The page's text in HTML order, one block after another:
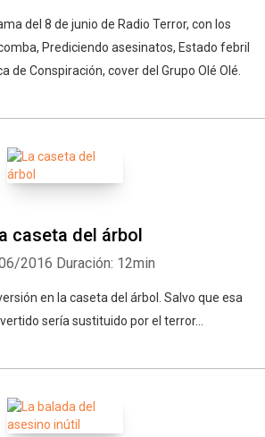
del 8 de junio de Radio Terror, con los
Prediciendo asesinatos, Estado febril
de Conspiración, cover del Grupo Olé Olé.
caseta del árbol
2016 Duración: 12min
en la caseta del árbol. Salvo que esa
sería sustituido por el terror...